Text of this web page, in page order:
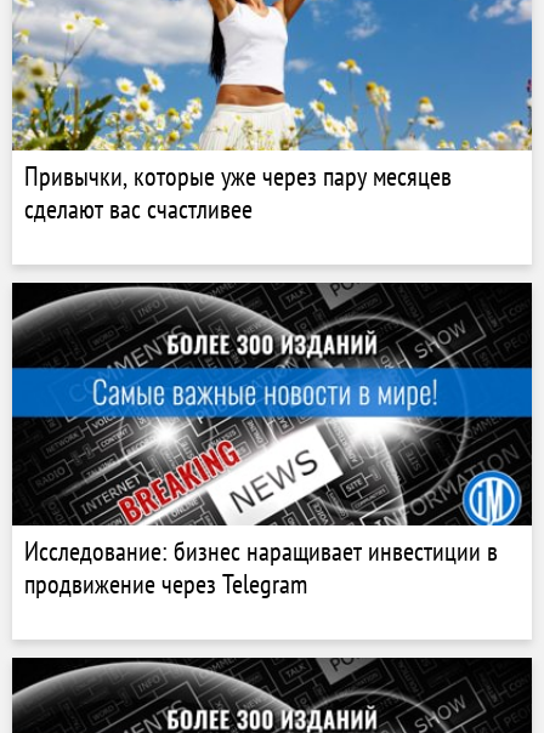
Привычки, которые уже через пару месяцев
сделают вас счастливее
Исследование: бизнес наращивает инвестиции в
продвижение через Telegram